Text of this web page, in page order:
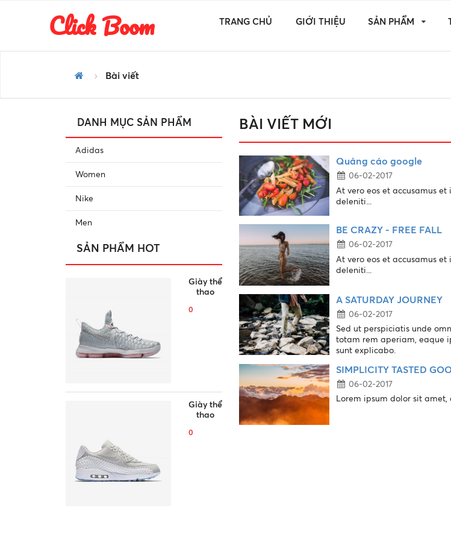
Click Boom TRANG CHỦ GIỚI THIỆU SẢN PHẨM
Bài viết
DANH MỤC SẢN PHẨM
Adidas
Women
Nike
Men
SẢN PHẨM HOT
Giày thể
thao
0
Giày thể
thao
0
BÀI VIẾT MỚI
Quảng cáo google
06-02-2017
At vero eos et accusamus
deleniti...
BE CRAZY - FREE FALL
06-02-2017
At vero eos et accusamus
deleniti...
A SATURDAY JOURNEY
06-02-2017
Sed ut perspiciatis unde
totam rem aperiam, eaque
sunt explicabo.
SIMPLICITY TASTED
06-02-2017
Lorem ipsum dolor sit amet,